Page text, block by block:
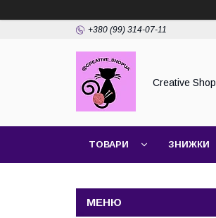
+380 (99) 314-07-11
Creative Shop
ТОВАРИ ЗНИЖКИ